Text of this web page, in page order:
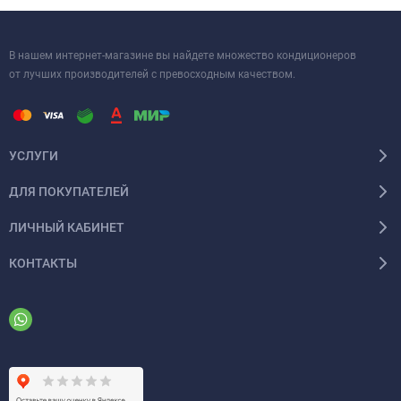
затратах на электроэнергию.
В нашем интернет-магазине вы найдете множество кондиционеров
от лучших производителей с превосходным качеством.
УСЛУГИ
ДЛЯ ПОКУПАТЕЛЕЙ
ЛИЧНЫЙ КАБИНЕТ
КОНТАКТЫ